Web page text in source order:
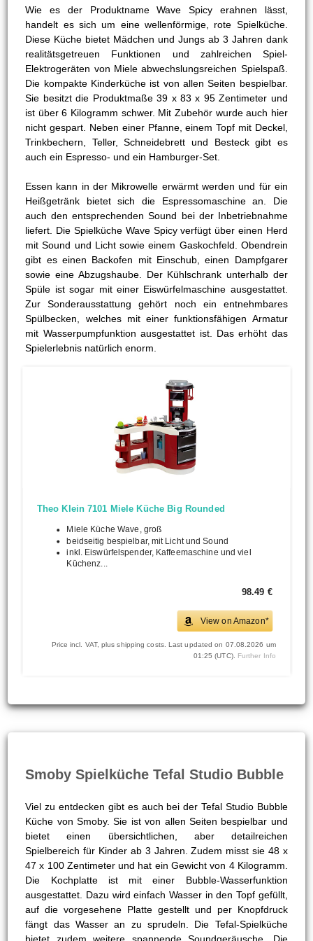
Wie es der Produktname Wave Spicy erahnen lässt,
handelt es sich um eine wellenförmige, rote Spielküche.
Diese Küche bietet Mädchen und Jungs ab 3 Jahren dank
realitätsgetreuen Funktionen und zahlreichen Spiel-
Elektrogeräten von Miele abwechslungsreichen Spielspaß.
Die kompakte Kinderküche ist von allen Seiten bespielbar.
Sie besitzt die Produktmaße 39 x 83 x 95 Zentimeter und
ist über 6 Kilogramm schwer. Mit Zubehör wurde auch hier
nicht gespart. Neben einer Pfanne, einem Topf mit Deckel,
Trinkbechern, Teller, Schneidebrett und Besteck gibt es
auch ein Espresso- und ein Hamburger-Set.
Essen kann in der Mikrowelle erwärmt werden und für ein
Heißgetränk bietet sich die Espressomaschine an. Die
auch den entsprechenden Sound bei der Inbetriebnahme
liefert. Die Spielküche Wave Spicy verfügt über einen Herd
mit Sound und Licht sowie einem Gaskochfeld. Obendrein
gibt es einen Backofen mit Einschub, einen Dampfgarer
sowie eine Abzugshaube. Der Kühlschrank unterhalb der
Spüle ist sogar mit einer Eiswürfelmaschine ausgestattet.
Zur Sonderausstattung gehört noch ein entnehmbares
Spülbecken, welches mit einer funktionsfähigen Armatur
mit Wasserpumpfunktion ausgestattet ist. Das erhöht das
Spielerlebnis natürlich enorm.
Theo Klein 7101 Miele Küche Big Rounded
Miele Küche Wave, groß
beidseitig bespielbar, mit Licht und Sound
inkl. Eiswürfelspender, Kaffeemaschine und viel
Küchenz...
98.49 €
View on Amazon*
Price incl. VAT, plus shipping costs. Last updated on 07.08.2026 um
01:25 (UTC). Further Info
Smoby Spielküche Tefal Studio Bubble
Viel zu entdecken gibt es auch bei der Tefal Studio Bubble
Küche von Smoby. Sie ist von allen Seiten bespielbar und
bietet einen übersichtlichen, aber detailreichen
Spielbereich für Kinder ab 3 Jahren. Zudem misst sie 48 x
47 x 100 Zentimeter und hat ein Gewicht von 4 Kilogramm.
Die Kochplatte ist mit einer Bubble-Wasserfunktion
ausgestattet. Dazu wird einfach Wasser in den Topf gefüllt,
auf die vorgesehene Platte gestellt und per Knopfdruck
fängt das Wasser an zu sprudeln. Die Tefal-Spielküche